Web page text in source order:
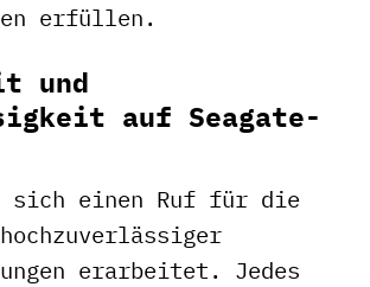
erfüllen.
und
auf Seagate-
sich einen Ruf für die
erarbeitet. Jedes